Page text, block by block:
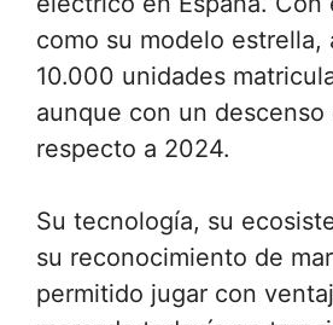
como su modelo estrella,
10.000 unidades
aunque con un descenso
respecto a 2024.
Su tecnología, su
su reconocimiento de
permitido jugar con